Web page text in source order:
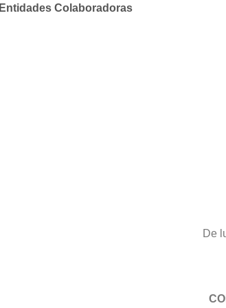
Entidades Colaboradoras
De